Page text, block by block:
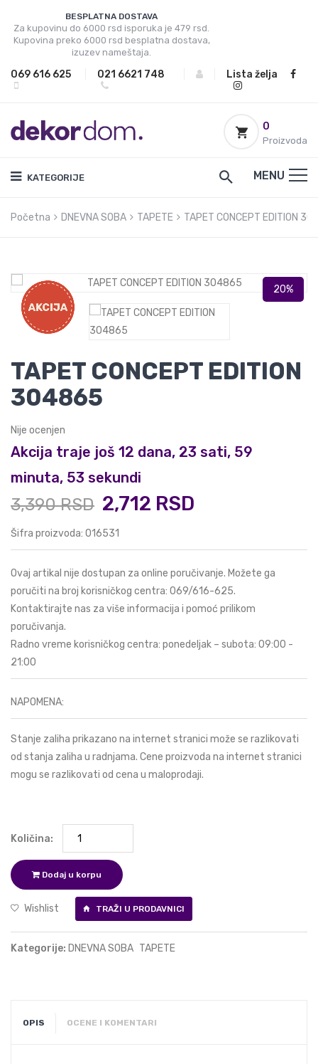
BESPLATNA DOSTAVA
Za kupovinu do 6000 rsd isporuka je 479 rsd.
Kupovina preko 6000 rsd besplatna dostava,
izuzev nameštaja.
069 616 625 021 6621 748 Lista želja
0
Proizvoda
KATEGORIJE MENU
Početna DNEVNA SOBA TAPETE TAPET CONCEPT EDITION
TAPET CONCEPT EDITION
304865
Nije ocenjen
Akcija traje još 12 dana, 23 sati, 59
minuta, 53 sekundi
3,390 RSD 2,712 RSD
Šifra proizvoda: 016531
Ovaj artikal nije dostupan za online poručivanje. Možete ga
poručiti na broj korisničkog centra: 069/616-625.
Kontaktirajte nas za više informacija i pomoć prilikom
poručivanja.
Radno vreme korisničkog centra: ponedeljak – subota: 09:00 -
21:00
NAPOMENA:
Stanje zaliha prikazano na internet stranici može se razlikovati
od stanja zaliha u radnjama. Cene proizvoda na internet stranici
mogu se razlikovati od cena u maloprodaji.
Količina:
Dodaj u korpu
Wishlist TRAŽI U PRODAVNICI
Kategorije: DNEVNA SOBA TAPETE
OPIS OCENE I KOMENTARI